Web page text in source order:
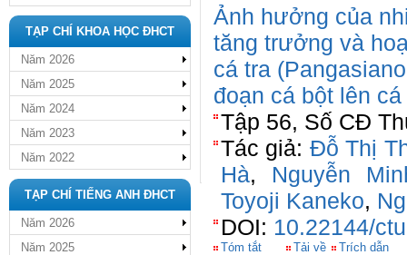
TẠP CHÍ KHOA HỌC ĐHCT
Năm 2026
Năm 2025
Năm 2024
Năm 2023
Năm 2022
TẠP CHÍ TIẾNG ANH ĐHCT
Năm 2026
Năm 2025
Ảnh hưởng của
tăng trưởng và
cá tra
đoạn cá bột lên
Tập 56, Số CĐ
Tác giả: Đỗ Thị
Hà, Nguyễn
Toyoji Kaneko,
DOI: 10.22144/
Tóm tắt Tải về Trích dẫn